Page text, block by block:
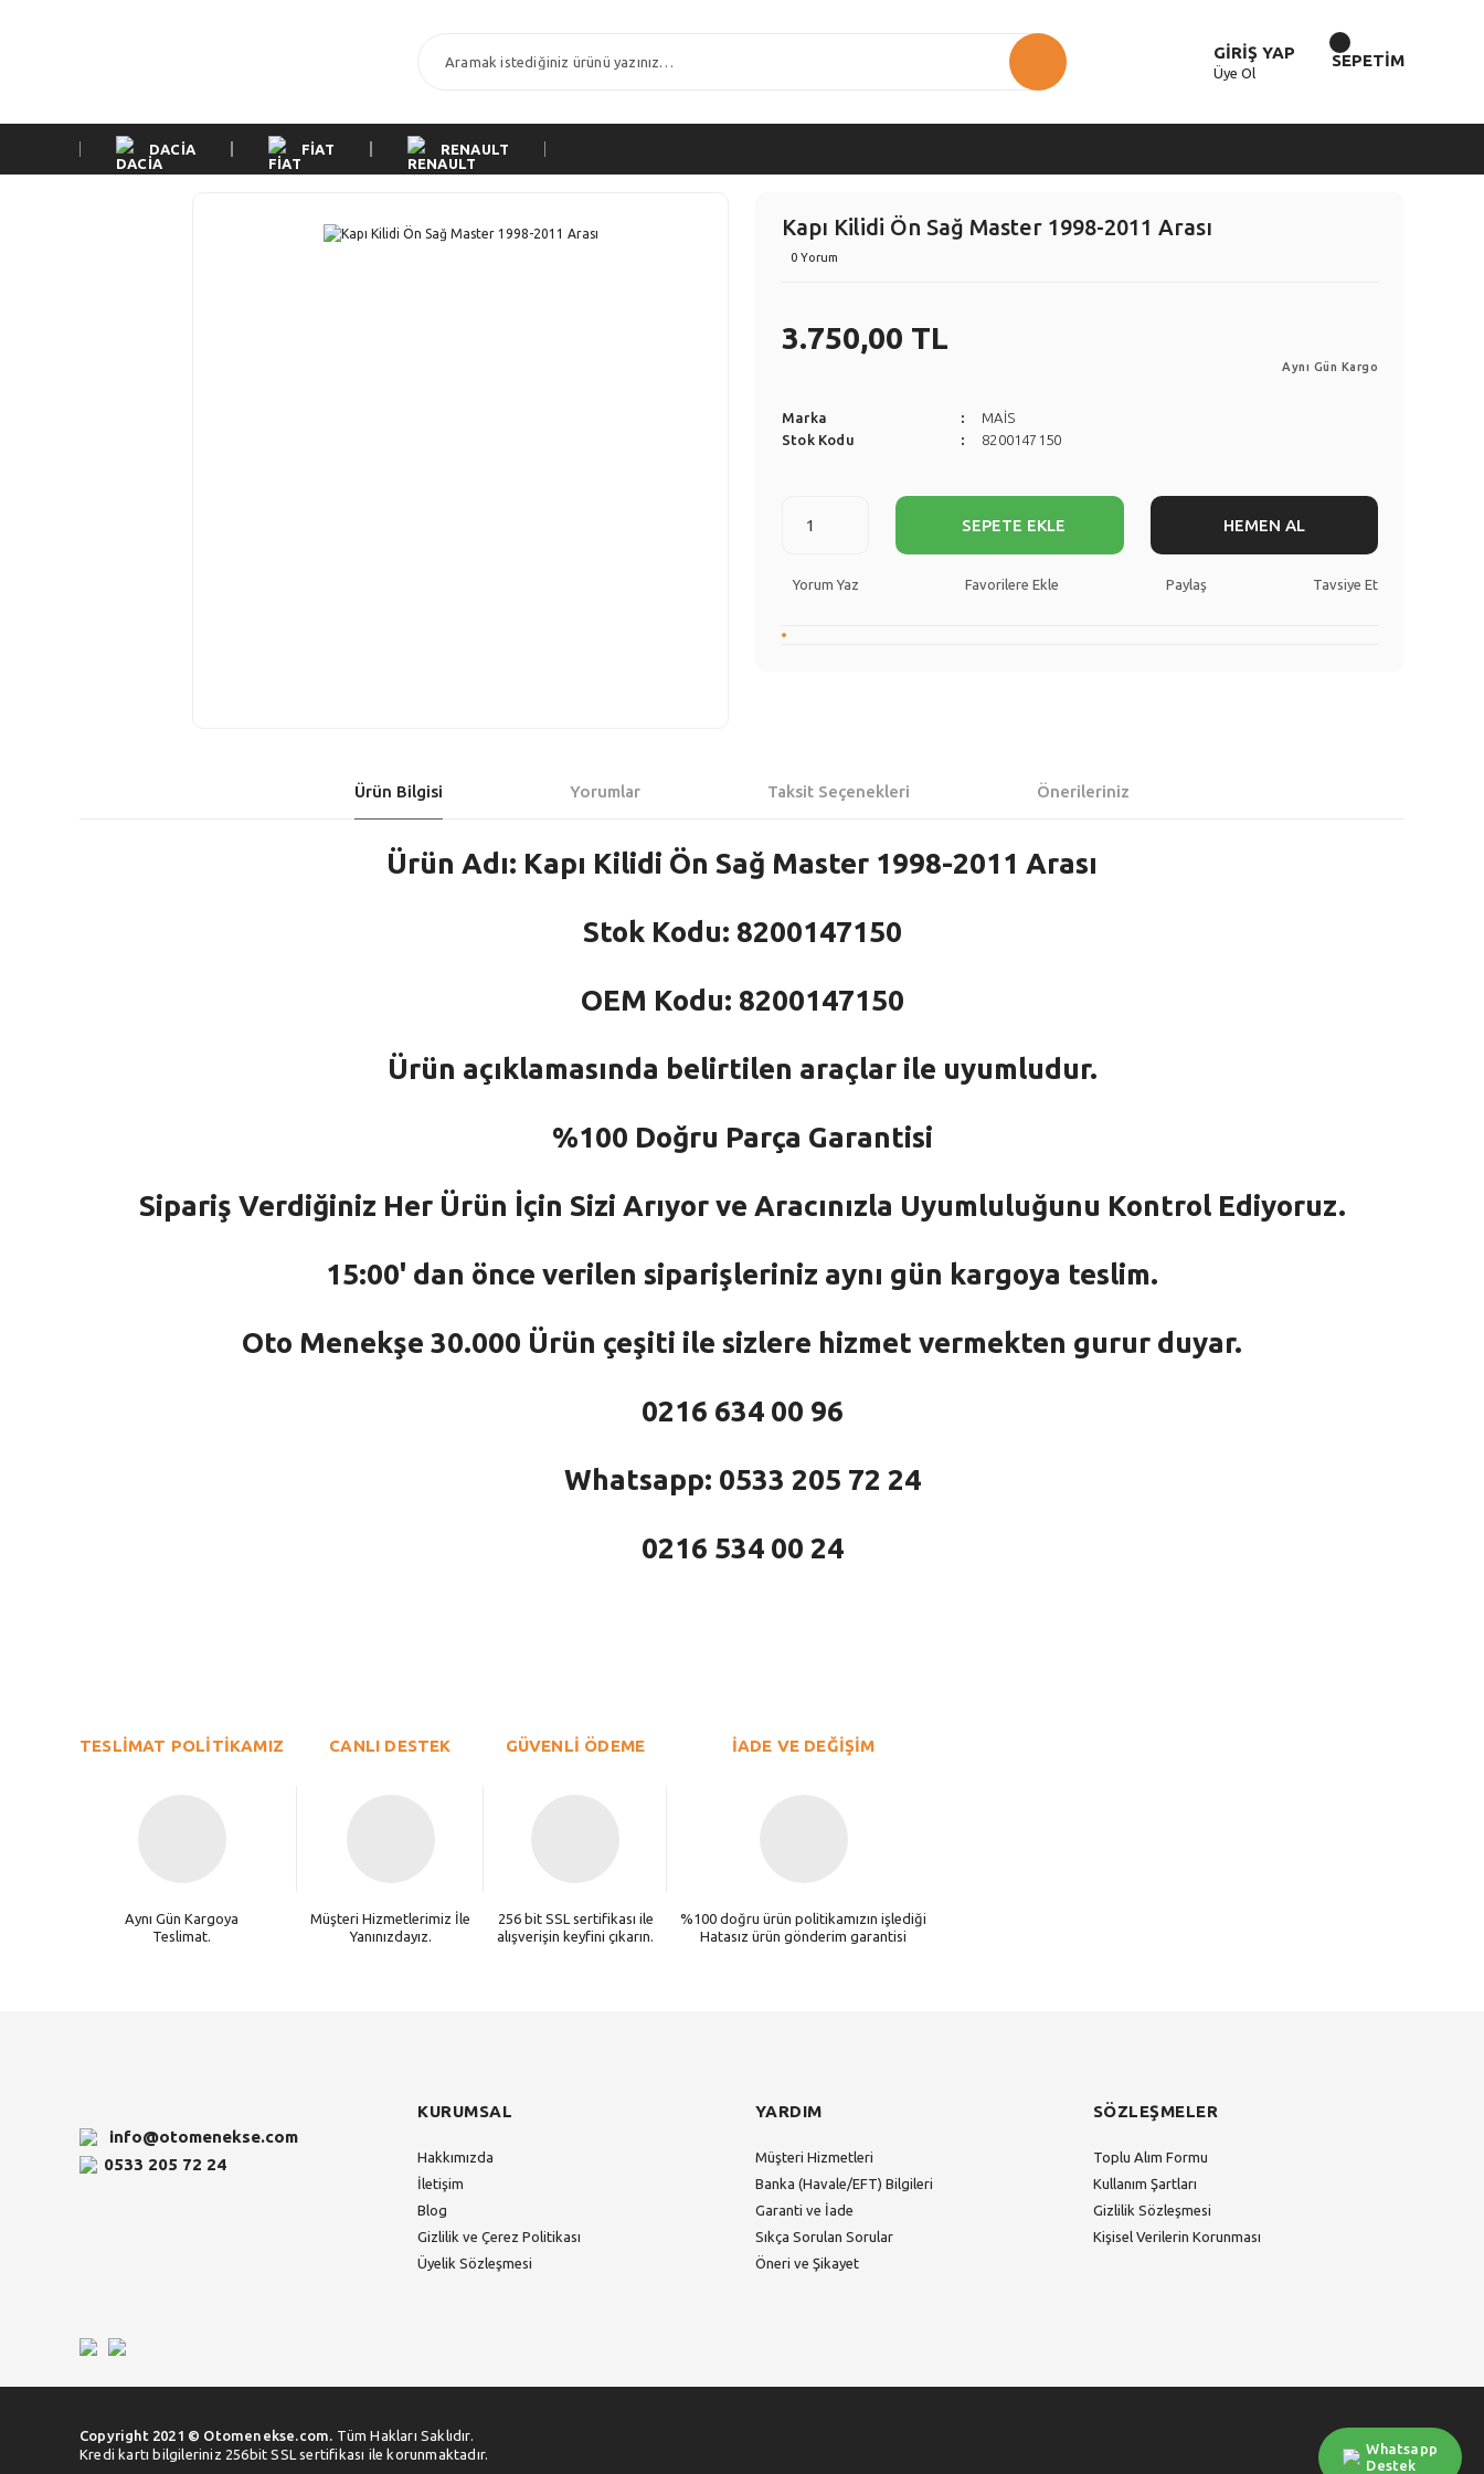
GİRİŞ YAP
Üye Ol
SEPETİM
DACİA FİAT RENAULT
Kapı Kilidi Ön Sağ Master 1998-2011 Arası
0 Yorum
3.750,00 TL
Aynı Gün Kargo
Marka
MAİS
Stok Kodu
8200147150
SEPETE EKLE HEMEN AL
Yorum Yaz Paylaş Tavsiye Et
Ürün Bilgisi Yorumlar Taksit Seçenekleri Önerileriniz
Ürün Adı: Kapı Kilidi Ön Sağ Master 1998-2011 Arası
Stok Kodu: 8200147150
OEM Kodu: 8200147150
Ürün açıklamasında belirtilen araçlar ile uyumludur.
%100 Doğru Parça Garantisi
Sipariş Verdiğiniz Her Ürün İçin Sizi Arıyor ve Aracınızla Uyumluluğunu Kontrol Ediyoruz.
15:00' dan önce verilen siparişleriniz aynı gün kargoya teslim.
Oto Menekşe 30.000 Ürün çeşiti ile sizlere hizmet vermekten gurur duyar.
0216 634 00 96
Whatsapp: 0533 205 72 24
0216 534 00 24
Ürün açıklamasında eksik bilgiler bulunuyor.
TESLİMAT POLİTİKAMIZ
Aynı Gün Kargoya
Teslimat.
CANLI DESTEK
Müşteri Hizmetlerimiz İle
Yanınızdayız.
GÜVENLİ ÖDEME
256 bit SSL sertifikası ile
alışverişin keyfini çıkarın.
İADE VE DEĞİŞİM
%100 doğru ürün politikamızın işlediği
Hatasız ürün gönderim garantisi
info@otomenekse.com
0533 205 72 24
KURUMSAL
Hakkımızda
İletişim
Blog
Gizlilik ve Çerez Politikası
Üyelik Sözleşmesi
YARDIM
Müşteri Hizmetleri
Banka (Havale/EFT) Bilgileri
Garanti ve İade
Sıkça Sorulan Sorular
Öneri ve Şikayet
SÖZLEŞMELER
Toplu Alım Formu
Kullanım Şartları
Gizlilik Sözleşmesi
Kişisel Verilerin Korunması
Copyright 2021 © Otomenekse.com. Tüm Hakları Saklıdır.
Kredi kartı bilgileriniz 256bit SSL sertifikası ile korunmaktadır.
Whatsapp
Destek